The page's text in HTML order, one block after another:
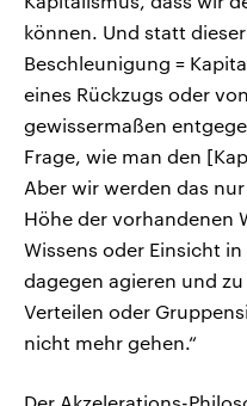
können. Und statt
Beschleunigung =
eines Rückzugs oder
gewissermaßen
Frage, wie man den
Aber wir werden das
Höhe der vorhandenen
Wissens oder Einsicht
dagegen agieren und
Verteilen oder
nicht mehr gehen.“